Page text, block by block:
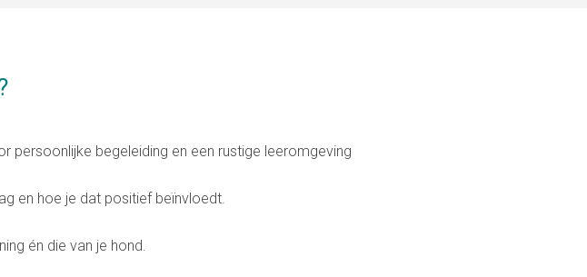
persoonlijke begeleiding en een rustige leeromgeving
en hoe je dat positief beïnvloedt.
én die van je hond.